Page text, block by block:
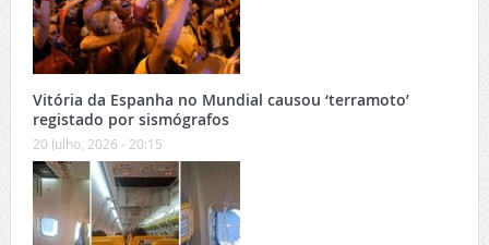
Vitória da Espanha no Mundial causou ‘terramoto’
registado por sismógrafos
20 Julho, 2026 - 20:15